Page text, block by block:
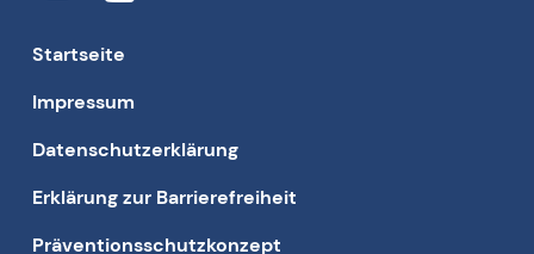
Startseite
Impressum
Datenschutzerklärung
Erklärung zur Barrierefreiheit
Präventionsschutzkonzept